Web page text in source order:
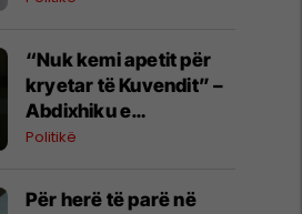
“Nuk kemi apetit për
kryetar të Kuvendit” –
Abdixhiku e
konsideron si figurë
Politikë
Për herë të parë në